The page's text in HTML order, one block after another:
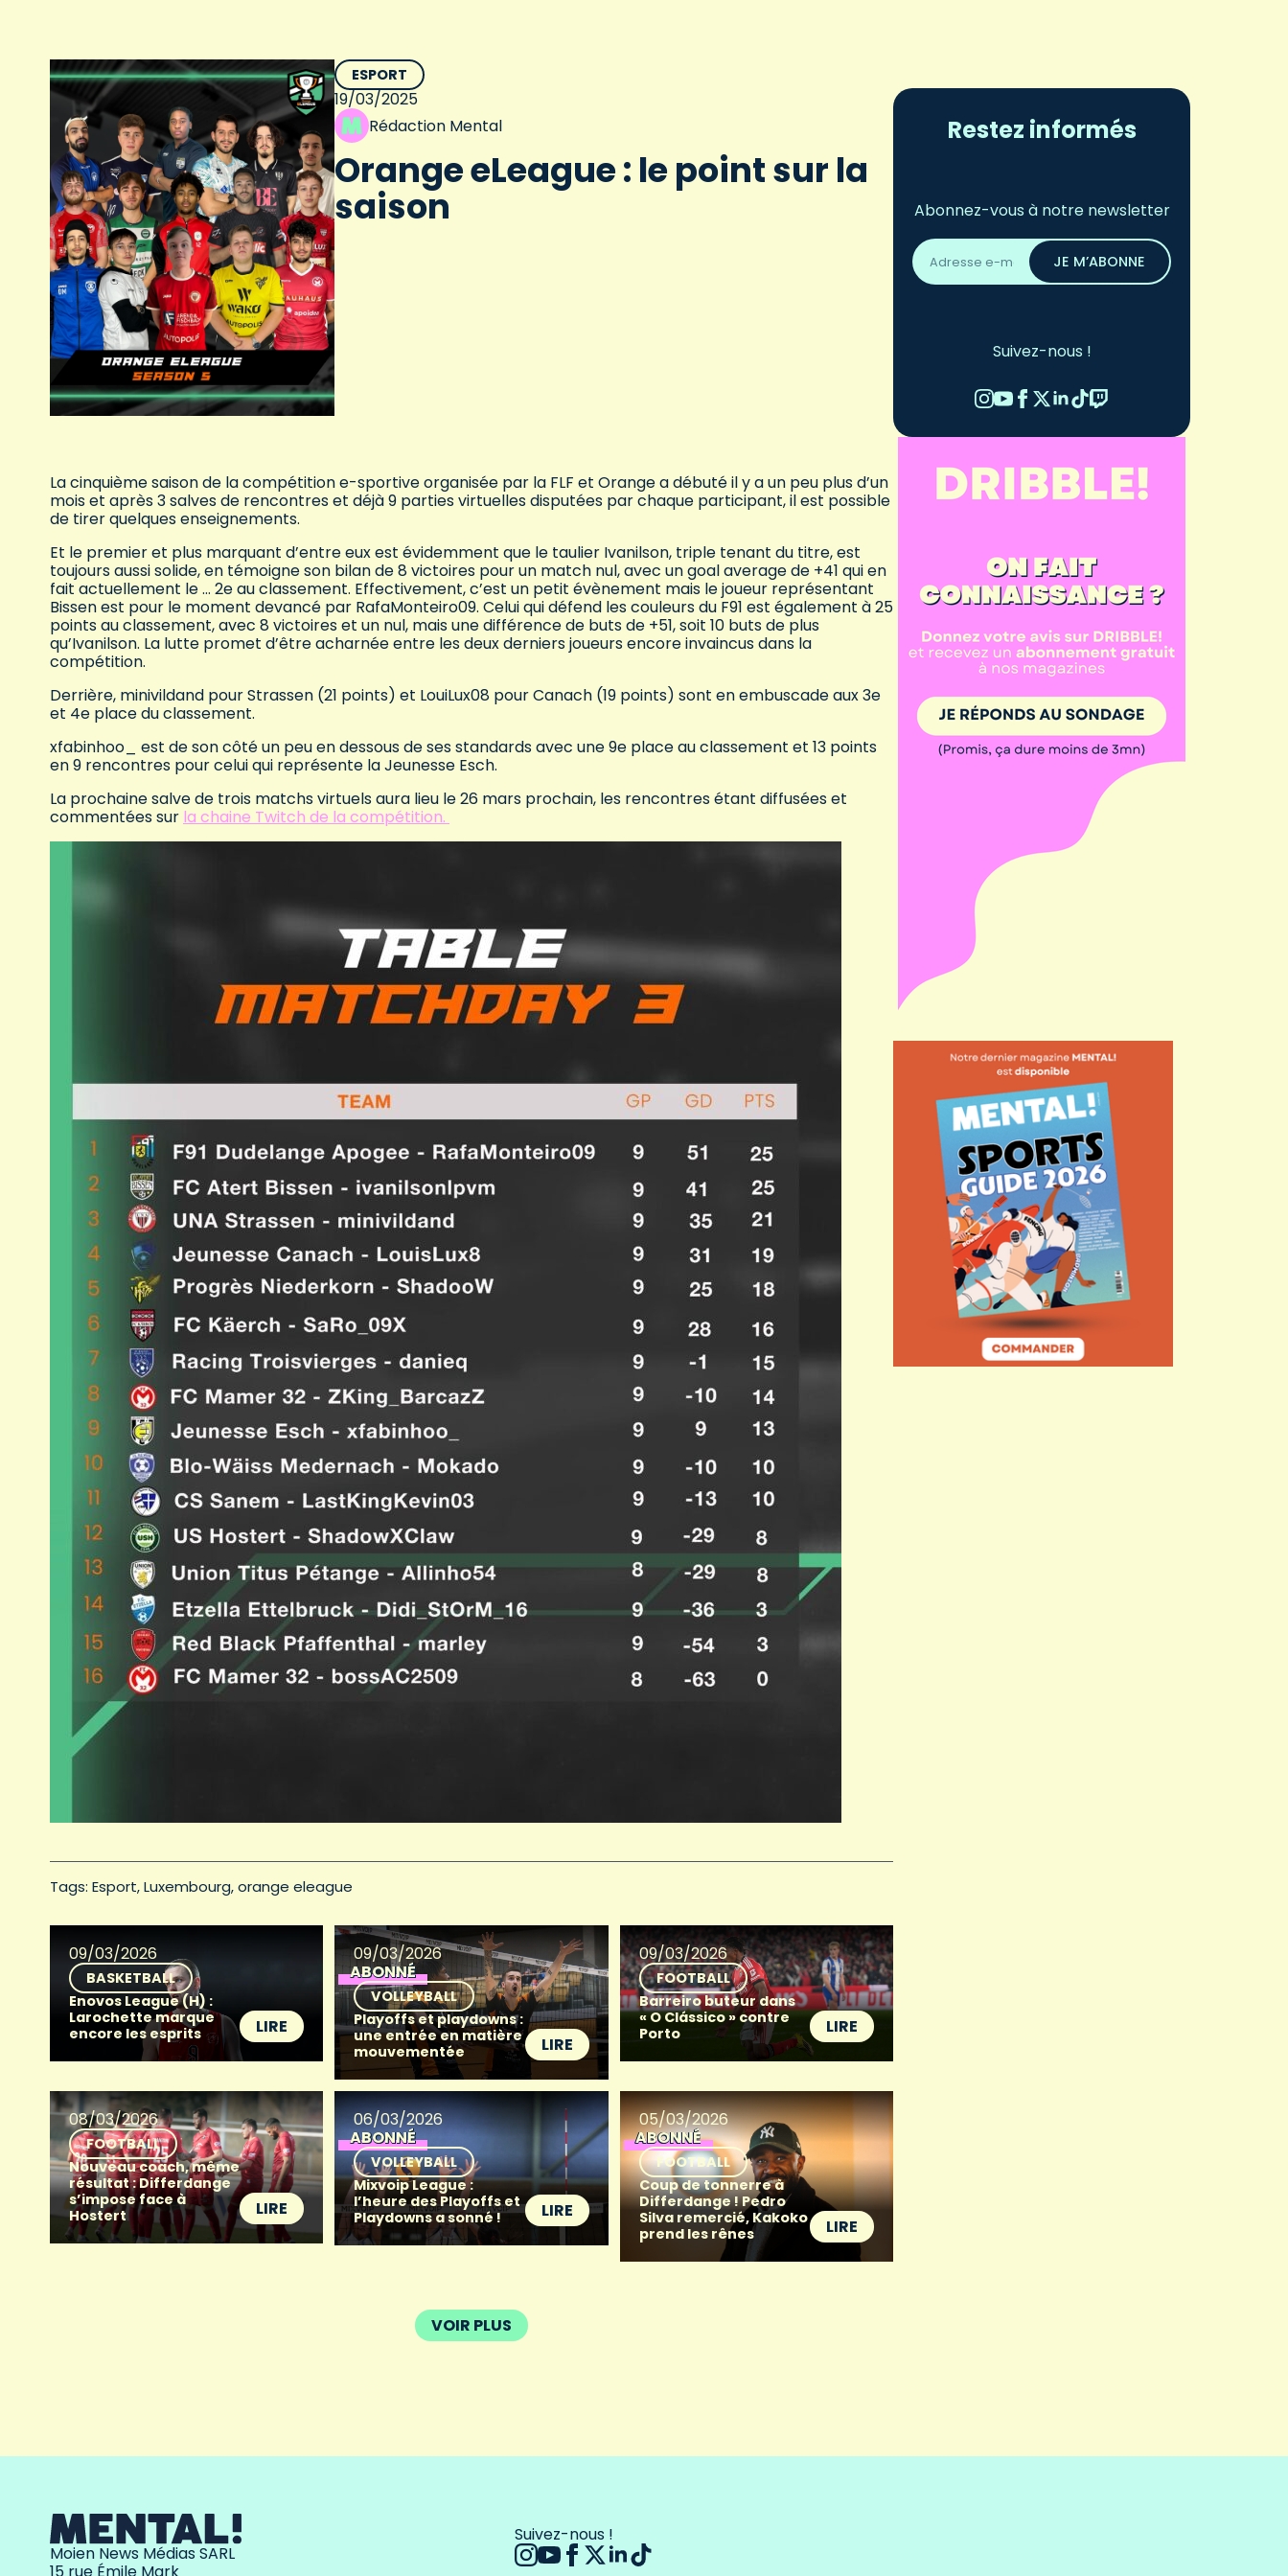
ESPORT
19/03/2025
Rédaction Mental
Orange eLeague : le point sur la
saison
La cinquième saison de la compétition e-sportive organisée par la FLF et Orange a débuté il y a un peu plus d’un
mois et après 3 salves de rencontres et déjà 9 parties virtuelles disputées par chaque participant, il est possible
de tirer quelques enseignements.
Et le premier et plus marquant d’entre eux est évidemment que le taulier Ivanilson, triple tenant du titre, est
toujours aussi solide, en témoigne son bilan de 8 victoires pour un match nul, avec un goal average de +41 qui en
fait actuellement le … 2e au classement. Effectivement, c’est un petit évènement mais le joueur représentant
Bissen est pour le moment devancé par RafaMonteiro09. Celui qui défend les couleurs du F91 est également à 25
points au classement, avec 8 victoires et un nul, mais une différence de buts de +51, soit 10 buts de plus
qu’Ivanilson. La lutte promet d’être acharnée entre les deux derniers joueurs encore invaincus dans la
compétition.
Derrière, minivildand pour Strassen (21 points) et LouiLux08 pour Canach (19 points) sont en embuscade aux 3e
et 4e place du classement.
xfabinhoo_ est de son côté un peu en dessous de ses standards avec une 9e place au classement et 13 points
en 9 rencontres pour celui qui représente la Jeunesse Esch.
La prochaine salve de trois matchs virtuels aura lieu le 26 mars prochain, les rencontres étant diffusées et
commentées sur la chaine Twitch de la compétition.
Tags: Esport Luxembourg orange eleague
09/03/2026
BASKETBALL
Enovos League (H) :
Larochette marque
encore les esprits
LIRE
09/03/2026
ABONNÉ
VOLLEYBALL
Playoffs et playdowns :
une entrée en matière
mouvementée
LIRE
09/03/2026
FOOTBALL
Barreiro buteur dans
« O Clássico » contre
Porto
LIRE
08/03/2026
FOOTBALL
Nouveau coach, même
résultat : Differdange
s’impose face à
Hostert
LIRE
06/03/2026
ABONNÉ
VOLLEYBALL
Mixvoip League :
l’heure des Playoffs et
Playdowns a sonné !
LIRE
05/03/2026
ABONNÉ
FOOTBALL
Coup de tonnerre à
Differdange ! Pedro
Silva remercié, Kakoko
prend les rênes
LIRE
VOIR PLUS
Restez informés
Abonnez-vous à notre newsletter
Adresse
email
*
JE M’ABONNE
Suivez-nous !
Moien News Médias SARL
15 rue Émile Mark
Suivez-nous !